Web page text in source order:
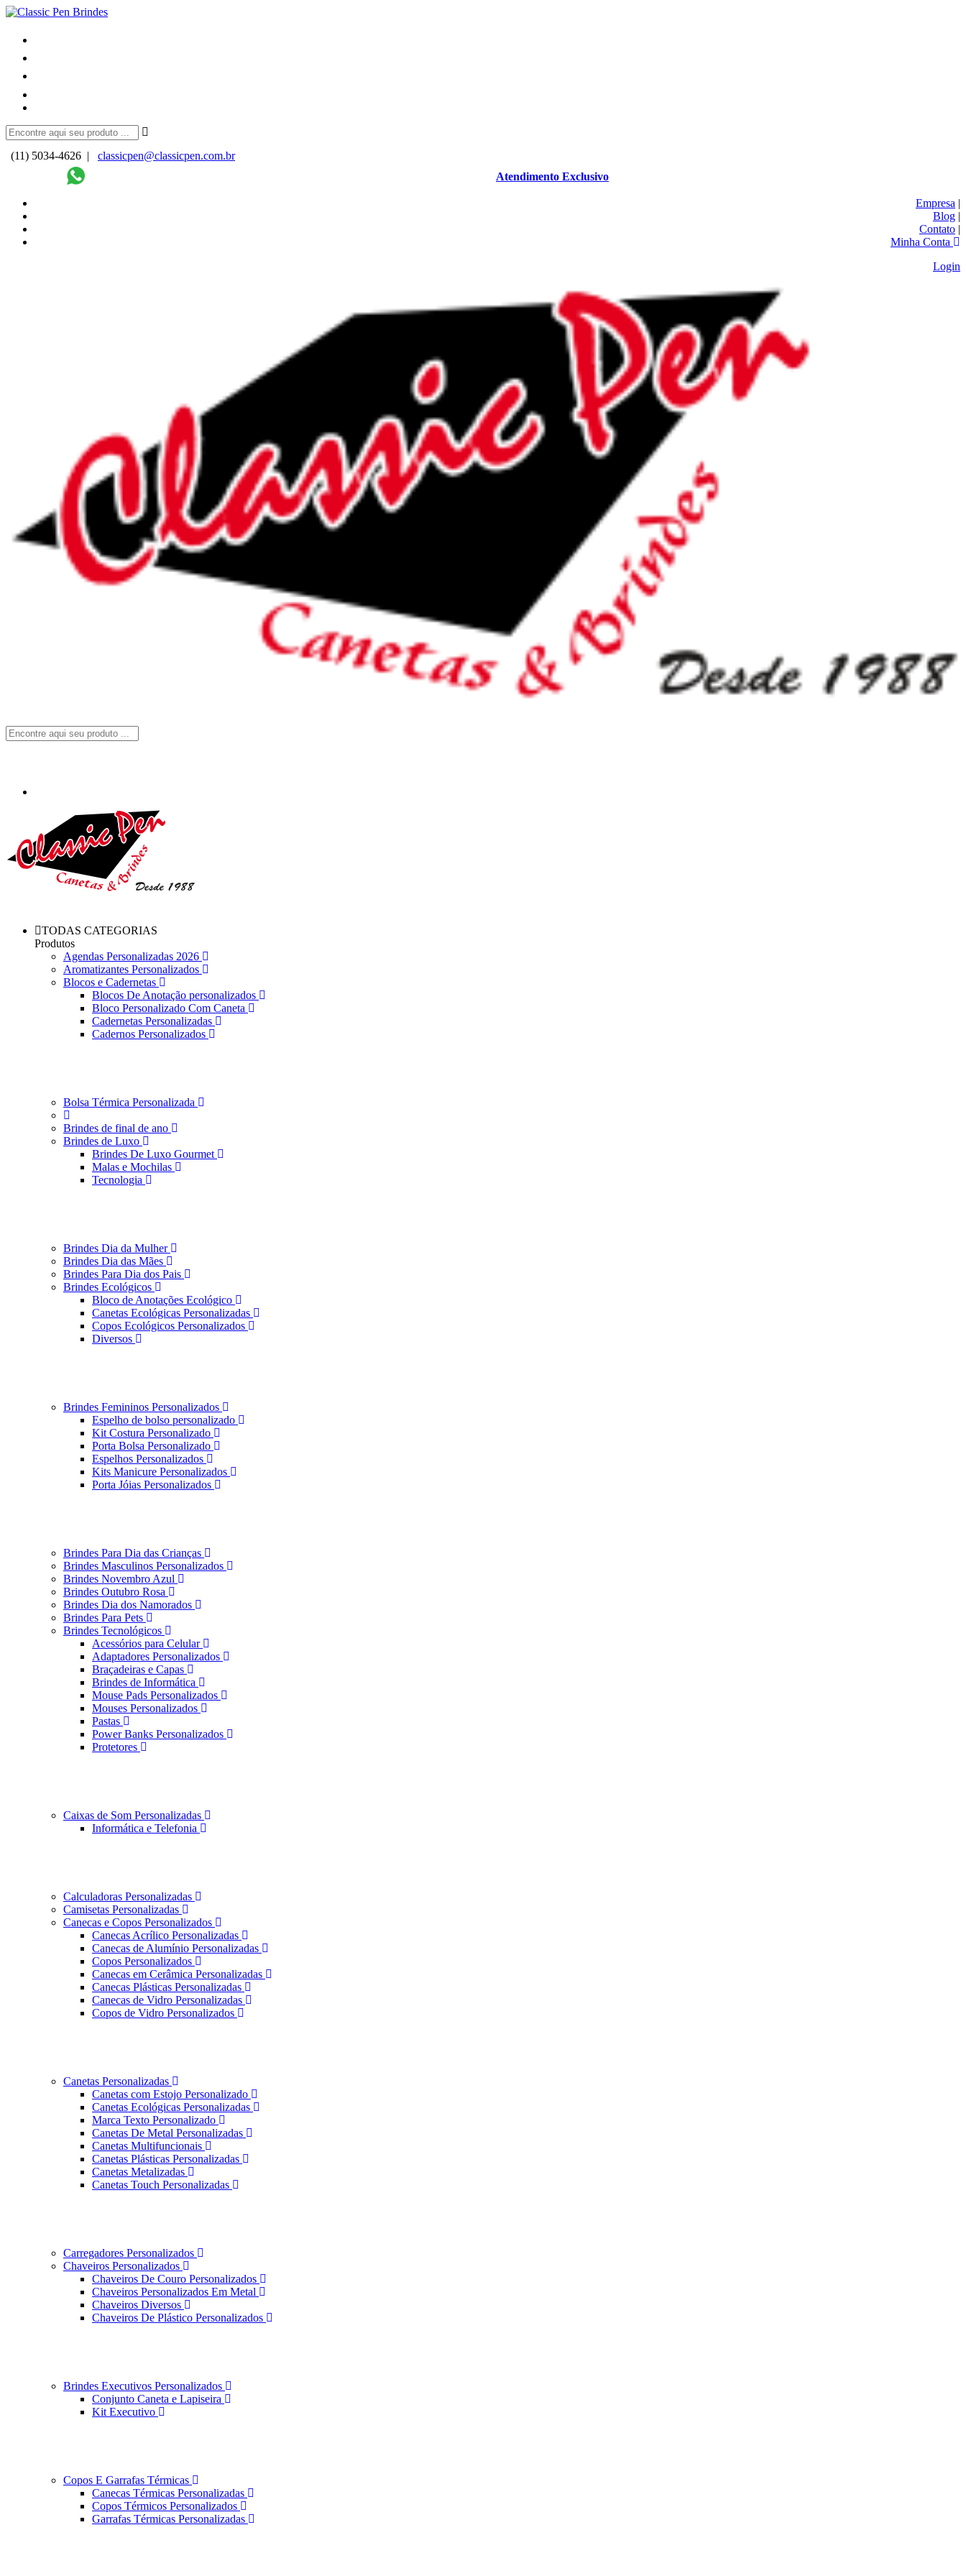
(11) 5034-4626 |
classicpen@classicpen.com.br
Atendimento Exclusivo
Empresa |
Blog |
Contato |
Minha Conta
Login
TODAS CATEGORIAS
Produtos
Agendas Personalizadas 2026
Aromatizantes Personalizados
Blocos e Cadernetas
Blocos De Anotação personalizados
Bloco Personalizado Com Caneta
Cadernetas Personalizadas
Cadernos Personalizados
Bolsa Térmica Personalizada
Brindes de final de ano
Brindes de Luxo
Brindes De Luxo Gourmet
Malas e Mochilas
Tecnologia
Brindes Dia da Mulher
Brindes Dia das Mães
Brindes Para Dia dos Pais
Brindes Ecológicos
Bloco de Anotações Ecológico
Canetas Ecológicas Personalizadas
Copos Ecológicos Personalizados
Diversos
Brindes Femininos Personalizados
Espelho de bolso personalizado
Kit Costura Personalizado
Porta Bolsa Personalizado
Espelhos Personalizados
Kits Manicure Personalizados
Porta Jóias Personalizados
Brindes Para Dia das Crianças
Brindes Masculinos Personalizados
Brindes Novembro Azul
Brindes Outubro Rosa
Brindes Dia dos Namorados
Brindes Para Pets
Brindes Tecnológicos
Acessórios para Celular
Adaptadores Personalizados
Braçadeiras e Capas
Brindes de Informática
Mouse Pads Personalizados
Mouses Personalizados
Pastas
Power Banks Personalizados
Protetores
Caixas de Som Personalizadas
Informática e Telefonia
Calculadoras Personalizadas
Camisetas Personalizadas
Canecas e Copos Personalizados
Canecas Acrílico Personalizadas
Canecas de Alumínio Personalizadas
Copos Personalizados
Canecas em Cerâmica Personalizadas
Canecas Plásticas Personalizadas
Canecas de Vidro Personalizadas
Copos de Vidro Personalizados
Canetas Personalizadas
Canetas com Estojo Personalizado
Canetas Ecológicas Personalizadas
Marca Texto Personalizado
Canetas De Metal Personalizadas
Canetas Multifuncionais
Canetas Plásticas Personalizadas
Canetas Metalizadas
Canetas Touch Personalizadas
Carregadores Personalizados
Chaveiros Personalizados
Chaveiros De Couro Personalizados
Chaveiros Personalizados Em Metal
Chaveiros Diversos
Chaveiros De Plástico Personalizados
Brindes Executivos Personalizados
Conjunto Caneta e Lapiseira
Kit Executivo
Copos E Garrafas Térmicas
Canecas Térmicas Personalizadas
Copos Térmicos Personalizados
Garrafas Térmicas Personalizadas